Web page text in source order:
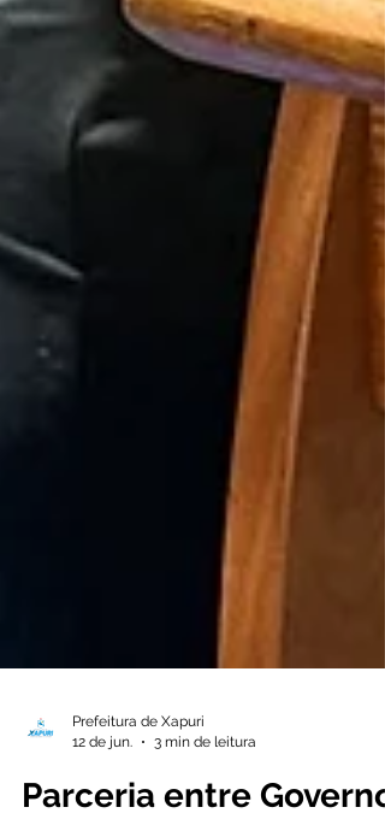
Prefeitura de Xapuri
12 de jun.
3 min de leitura